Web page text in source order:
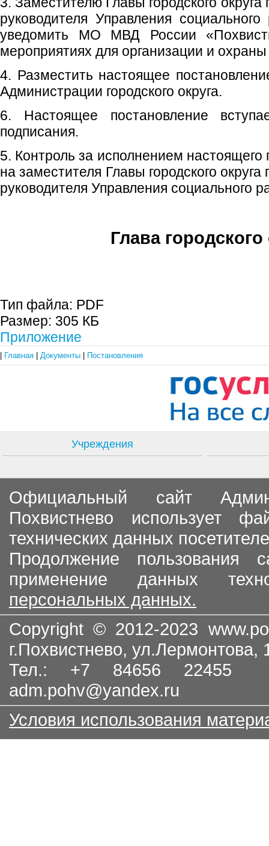
руководителя Управления
уведомить МО МВД России
мероприятиях для организации и
4. Разместить настоящее
Администрации городского округа.
6. Настоящее постановление
подписания.
5. Контроль за исполнением настоящего
на заместителя Главы городского
руководителя Управления социального
Глава городского
Тип файла: PDF
Размер: 305 КБ
Приложение
Главная Документы Постановления
Учреждения
Официальный сайт
Похвистнево использует
технических данных
Продолжение пользования
применение данных
персональных данных.
Copyright © 2012-2023
г.Похвистнево, ул.Лермонтова,
Тел.: +7 84656
adm.pohv@yandex.ru
Условия использования